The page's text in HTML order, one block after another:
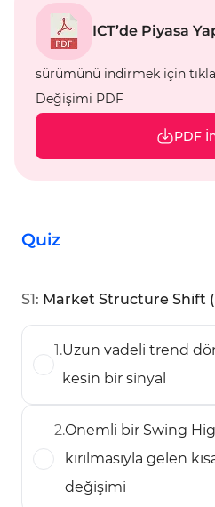
ICT’de Piyasa
sürümünü indirmek için
Değişimi PDF
PDF
Quiz
S1: Market Structure Shift
1.Uzun vadeli trend
kesin bir sinyal
2.Önemli bir Swing
kırılmasıyla gelen
değişimi